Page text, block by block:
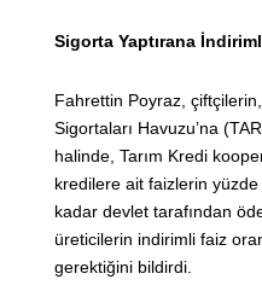
Sigorta Yaptırana
Fahrettin Poyraz, çiftçilerin,
Sigortaları Havuzu’na
halinde, Tarım Kredi
kredilere ait faizlerin yüzde
kadar devlet tarafından
üreticilerin indirimli faiz
gerektiğini bildirdi.